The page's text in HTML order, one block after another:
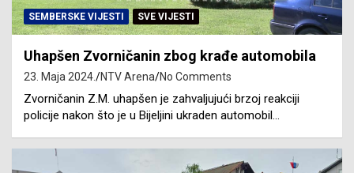
SEMBERSKE VIJESTI SVE VIJESTI
Uhapšen Zvorničanin zbog krađe automobila
23. Maja 2024. NTV Arena No Comments
Zvorničanin Z.M. uhapšen je zahvaljujući brzoj reakciji
policije nakon što je u Bijeljini ukraden automobil…